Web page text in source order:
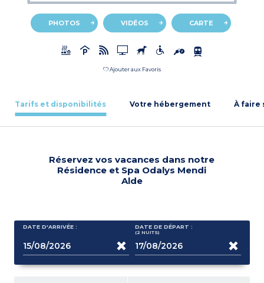
PHOTOS VIDÉOS CARTE
Ajouter aux Favoris
Tarifs et disponibilités Votre hébergement À faire
Réservez vos vacances dans notre
Résidence et Spa Odalys Mendi
Alde
DATE D'ARRIVÉE : DATE DE DÉPART :
(2 NUITS)